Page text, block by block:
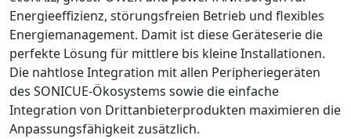
Energieeffizienz, störungsfreien Betrieb und flexibles
Energiemanagement. Damit ist diese Geräteserie die
perfekte Lösung für mittlere bis kleine Installationen.
Die nahtlose Integration mit allen Peripheriegeräten
des SONICUE-Ökosystems sowie die einfache
Integration von Drittanbieterprodukten maximieren die
Anpassungsfähigkeit zusätzlich.